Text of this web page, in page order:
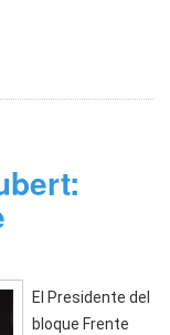
El Presidente del
bloque Frente